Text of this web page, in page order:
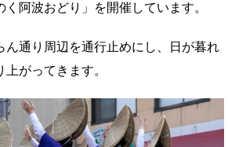
阿波おどり」を開催しています。
ん通り周辺を通行止めにし、日が暮れ
がってきます。